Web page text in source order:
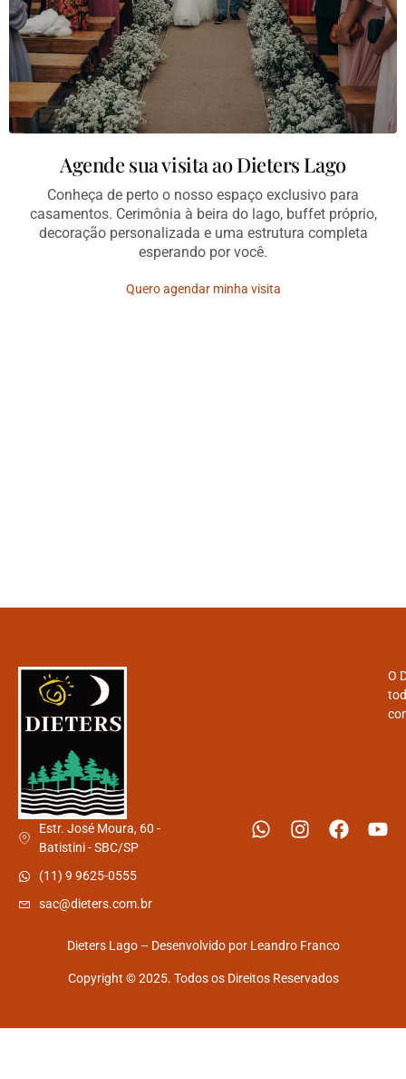
Agende sua visita ao Dieters Lago
Conheça de perto o nosso espaço exclusivo para
casamentos. Cerimônia à beira do lago, buffet próprio,
decoração personalizada e uma estrutura completa
esperando por você.
Quero agendar minha visita
O
Estr. José Moura, 60 -
Batistini - SBC/SP
(11) 9 9625-0555
sac@dieters.com.br
Dieters Lago – Desenvolvido por Leandro Franco
Copyright © 2025. Todos os Direitos Reservados